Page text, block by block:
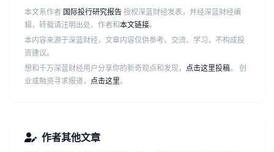
本文系作者 国际投行研究报告 授权深蓝财经发表，并经深蓝财经编
辑，转载请注明出处、作者和本文链接。
本内容来源于深蓝财经，文章内容仅供参考、交流、学习，不构成投
资建议。
想和千万深蓝财经用户分享你的新奇观点和发现， 点击这里投稿。 创
业或融资寻求报道， 点击这里。
作者其他文章